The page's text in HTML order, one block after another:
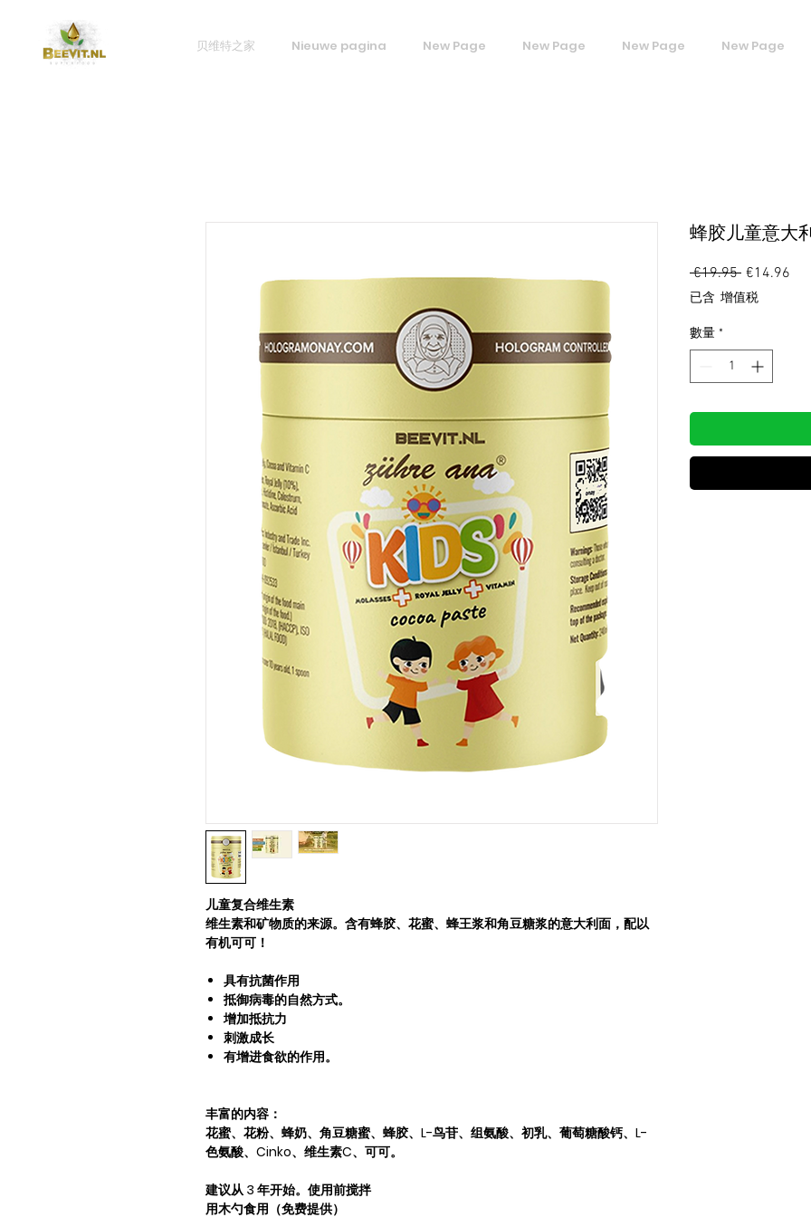
贝维特之家 Nieuwe pagina New Page New Page New Page New Page
儿童复合维生素
维生素和矿物质的来源。含有蜂胶、花蜜、蜂王浆和角豆糖浆的意大利面，配以
有机可可！
具有抗菌作用
抵御病毒的自然方式。
增加抵抗力
刺激成长
有增进食欲的作用。
丰富的内容：
花蜜、花粉、蜂奶、角豆糖蜜、蜂胶、L-鸟苷、组氨酸、初乳、葡萄糖酸钙、L-
色氨酸、Cinko、维生素C、可可。
建议从 3 年开始。使用前搅拌
用木勺食用（免费提供）
蜂胶儿童意大
€19.95 一
般
€14.96
已含 增值税
數量 *